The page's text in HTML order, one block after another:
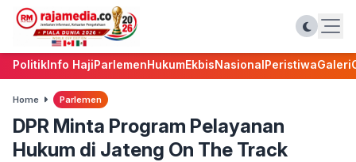
PolitikInfo HajiParlemenHukumEkbisNasionalPeristiwaGaleri
Home Parlemen
DPR Minta Program Pelayanan
Hukum di Jateng On The Track